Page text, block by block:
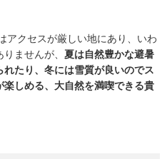
アクセスが厳しい地にあり、いわ
ませんが、 夏は自然豊かな避暑
たり、冬には雪質が良いのでス
しめる、大自然を満喫できる貴